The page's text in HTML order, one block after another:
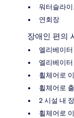
워터슬라
연회장
장애인 편의
엘리베이터
엘리베이
휠체어로
휠체어로
2 시설 내
휠체어로